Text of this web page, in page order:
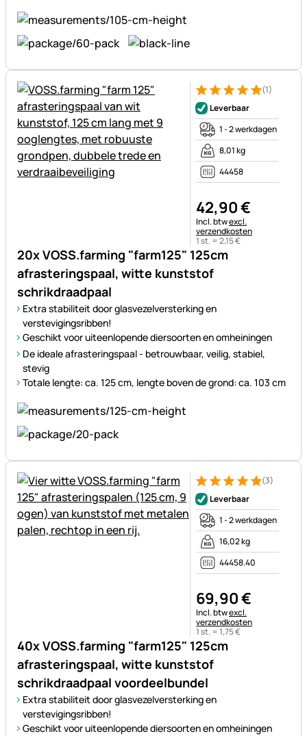
20x VOSS.farming "farm125" 125cm
afrasteringspaal, witte kunststof
schrikdraadpaal
Extra stabiliteit door glasvezelversterking en
verstevigingsribben!
Geschikt voor uiteenlopende diersoorten en omheiningen
De ideale afrasteringspaal - betrouwbaar, veilig, stabiel,
stevig
Totale lengte: ca. 125 cm, lengte boven de grond: ca. 103 cm
Beoordeling: 5 van 5 (1
1 Bewertung
(1)
Leverbaar
1 - 2 werkdagen
8,01 kg
44458
42,90€
Belastinginformatie:
Incl. btwexcl.
verzendkosten
1 st. =2,15€
40x VOSS.farming "farm125" 125cm
afrasteringspaal, witte kunststof
schrikdraadpaal voordeelbundel
Extra stabiliteit door glasvezelversterking en
verstevigingsribben!
Geschikt voor uiteenlopende diersoorten en omheiningen
Beoordeling: 5 van 5 (3
3 Bewertungen
(3)
Leverbaar
1 - 2 werkdagen
16,02 kg
44458.40
69,90€
Belastinginformatie:
Incl. btwexcl.
verzendkosten
1 st. =1,75€